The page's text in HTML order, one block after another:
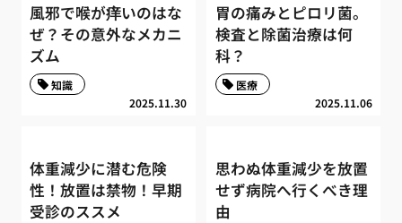
風邪で喉が痒いのはな
ぜ？その意外なメカニ
ズム
2025.11.30
知識
胃の痛みとピロリ菌。
検査と除菌治療は何
科？
2025.11.06
医療
体重減少に潜む危険
性！放置は禁物！早期
受診のススメ
思わぬ体重減少を放置
せず病院へ行くべき理
由